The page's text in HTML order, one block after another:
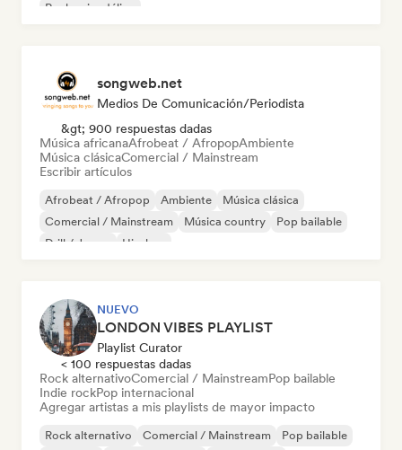
Rock psicodélico
songweb.net
Medios De Comunicación/Periodista
&gt; 900 respuestas dadas
Música africanaAfrobeat / AfropopAmbiente
Música clásicaComercial / Mainstream
Escribir artículos
Afrobeat / Afropop Ambiente
Música clásica
Comercial / Mainstream
Música country
Pop bailable
Drill / Jersey
Hip-hop
NUEVO
LONDON VIBES PLAYLIST
Playlist Curator
< 100 respuestas dadas
Rock alternativoComercial / MainstreamPop bailable
Indie rockPop internacional
Agregar artistas a mis playlists de mayor impacto
Rock alternativo Comercial / Mainstream Pop bailable